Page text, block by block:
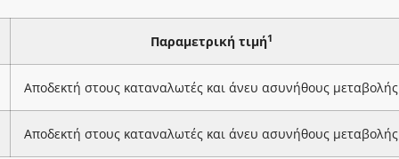
Παραμετρική τιμή1
Αποδεκτή στους καταναλωτές και άνευ ασυνήθους μεταβολής
Αποδεκτή στους καταναλωτές και άνευ ασυνήθους μεταβολής